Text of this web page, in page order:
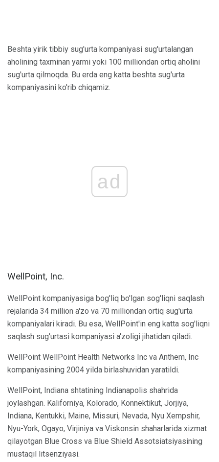
Beshta yirik tibbiy sug'urta kompaniyasi sug'urtalangan
aholining taxminan yarmi yoki 100 milliondan ortiq aholini
sug'urta qilmoqda. Bu erda eng katta beshta sug'urta
kompaniyasini ko'rib chiqamiz.
ad
WellPoint, Inc.
WellPoint kompaniyasiga bog'liq bo'lgan sog'liqni saqlash
rejalarida 34 million a'zo va 70 milliondan ortiq sug'urta
kompaniyalari kiradi. Bu esa, WellPoint'in eng katta sog'liqni
saqlash sug'urtasi kompaniyasi a'zoligi jihatidan qiladi.
WellPoint WellPoint Health Networks Inc va Anthem, Inc
kompaniyasining 2004 yilda birlashuvidan yaratildi.
WellPoint, Indiana shtatining Indianapolis shahrida
joylashgan. Kaliforniya, Kolorado, Konnektikut, Jorjiya,
Indiana, Kentukki, Maine, Missuri, Nevada, Nyu Xempshir,
Nyu-York, Ogayo, Virjiniya va Viskonsin shaharlarida xizmat
qilayotgan Blue Cross va Blue Shield Assotsiatsiyasining
mustaqil litsenziyasi.